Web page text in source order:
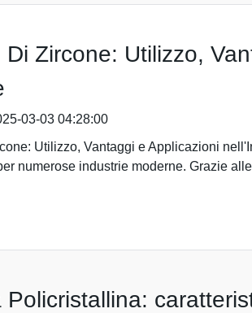
Di Zircone: Utilizzo,
03-03 04:28:00
Utilizzo, Vantaggi e Applicazioni
numerose industrie moderne. Grazie
Policristallina: